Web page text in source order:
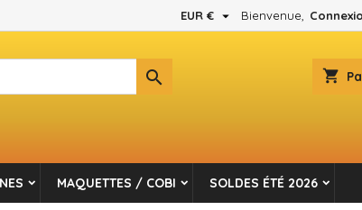
Bienvenue,
EUR € 
shopping_cart

MAQUETTES / COBI SOLDES ÉTÉ 2026
produits à votre liste d'envies.